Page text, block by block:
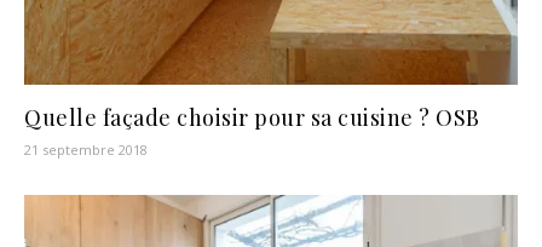
Quelle façade choisir pour sa cuisine ? OSB
21 septembre 2018